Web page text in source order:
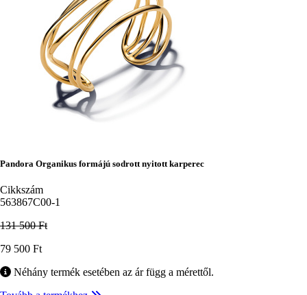
Pandora Organikus formájú sodrott nyitott karperec
Cikkszám
563867C00-1
131 500 Ft
Ár
79 500 Ft
Néhány termék esetében az ár függ a mérettől.